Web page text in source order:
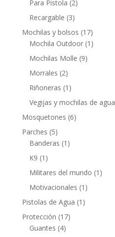
Para Pistola (2)
Recargable (3)
Mochilas y bolsos (17)
Mochila Outdoor (1)
Mochilas Molle (9)
Morrales (2)
Riñoneras (1)
Vegijas y mochilas de agua
Mosquetones (6)
Parches (5)
Banderas (1)
K9 (1)
Militares del mundo (1)
Motivacionales (1)
Pistolas de Agua (1)
Protección (17)
Guantes (4)